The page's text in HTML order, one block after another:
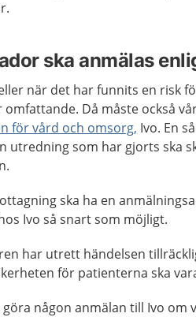
ska anmälas
när det har funnits en risk
Då måste också
för vård och omsorg, Ivo. En
utredning som har gjorts ska
ska ha en
Ivo så snart som möjligt.
har utrett händelsen
för patienterna ska
någon anmälan till Ivo om